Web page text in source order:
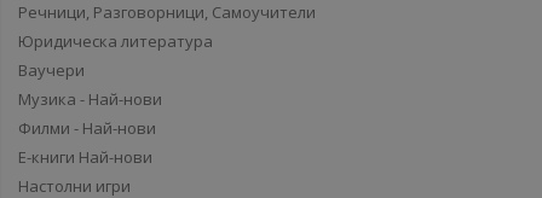
Речници, Разговорници, Самоучители
Юридическа литература
Ваучери
Музика - Най-нови
Филми - Най-нови
Е-книги Най-нови
Настолни игри